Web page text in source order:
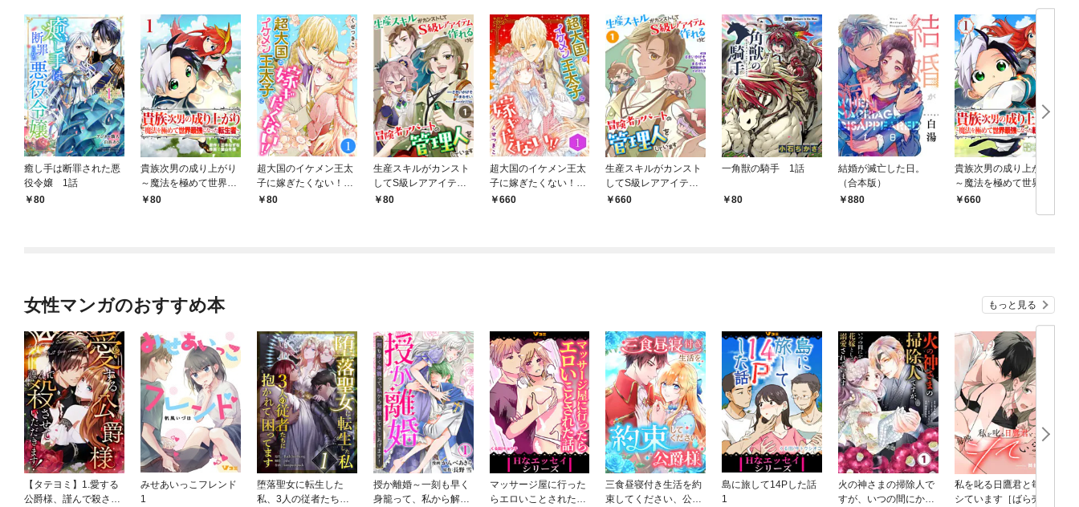
癒し手は断罪された悪
役令嬢 1話
80
貴族次男の成り上がり
～魔法を極めて世界最
強になった転生者～
80
超大国のイケメン王太
子に嫁ぎたくない！！
1話
80
生産スキルがカンスト
してS級レアアイテム
も作れるけど冒険者ア
80
超大国のイケメン王太
子に嫁ぎたくない！！
（合本版） 1巻
660
生産スキルがカンスト
してS級レアアイテム
も作れるけど冒険者ア
660
一角獣の騎手 1話
80
結婚が滅亡した日。
（合本版）
880
貴族次男の成り上がり
～魔法を極めて世界最
強になった転生者～
660
女性マンガのおすすめ本 もっと見る
【タテヨミ】1.愛する
公爵様、謹んで殺させ
みせあいっこフレンド
1
堕落聖女に転生した
私、3人の従者たちに
授か離婚～一刻も早く
身籠って、私から解放
マッサージ屋に行った
らエロいことされた話
三食昼寝付き生活を約
束してください、公爵
島に旅して14Pした話
1
火の神さまの掃除人で
すが、いつの間にか花
私を叱る日鷹君と毎晩
シています［ばら売